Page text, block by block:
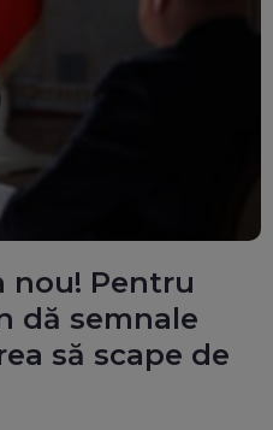
nou! Pentru
dă semnale
să scape de